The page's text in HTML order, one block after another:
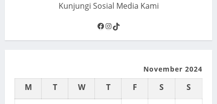
Kunjungi Sosial Media Kami
Facebook
Instagram
TikTok
November 2024
M T W T F S S